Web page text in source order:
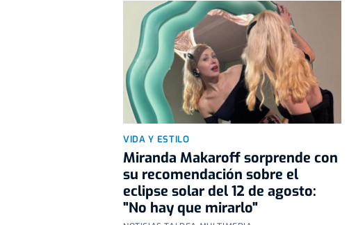
VIDA Y ESTILO
Miranda Makaroff sorprende con
su recomendación sobre el
eclipse solar del 12 de agosto:
"No hay que mirarlo"